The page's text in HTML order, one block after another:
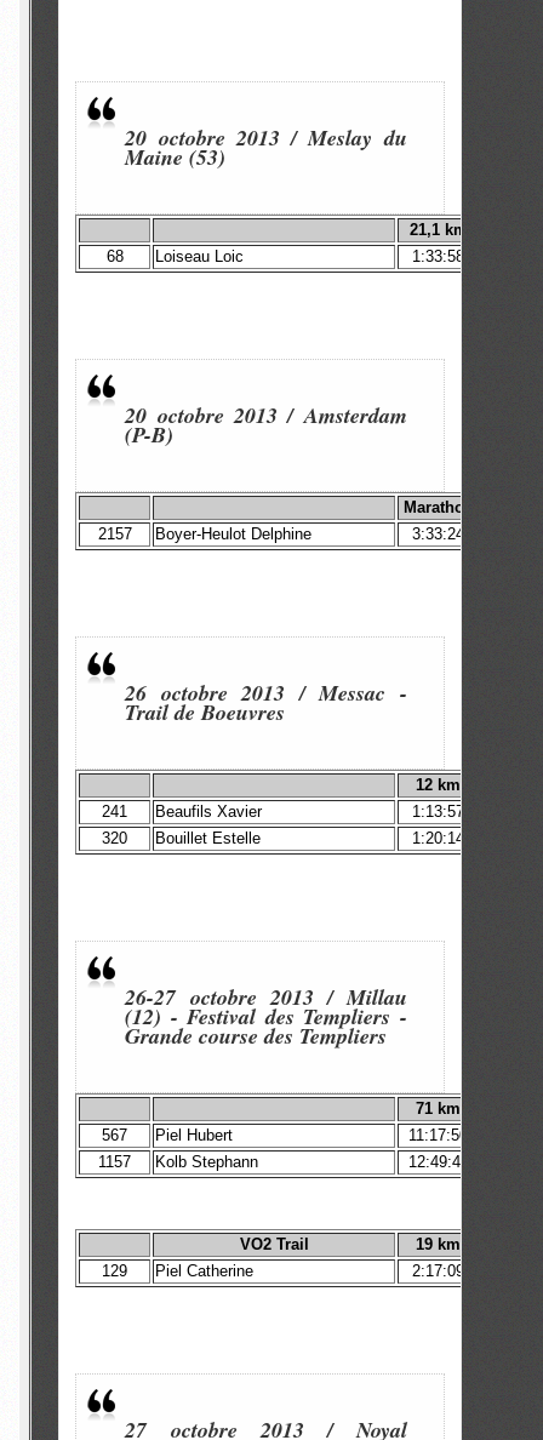
20 octobre 2013 / Meslay du
Maine (53)
21,1 km
68
Loiseau Loic 1:33:58
20 octobre 2013 / Amsterdam
(P-B)
Marathon
2157
Boyer-Heulot Delphine 3:33:24
26 octobre 2013 / Messac -
Trail de Boeuvres
12 km
241
Beaufils Xavier
1:13:57
320
Bouillet Estelle 1:20:14
26-27 octobre 2013 / Millau
(12) - Festival des Templiers -
Grande course des Templiers
71 km
567
Piel Hubert
11:17:50
1157
Kolb Stephann 12:49:47
VO2 Trail
19 km
129
Piel Catherine 2:17:09
27 octobre 2013 / Noyal